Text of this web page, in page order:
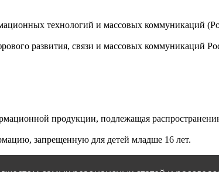
технологий и массовых коммуникаций
развития, связи и массовых коммуникаций
продукции, подлежащая
запрещенную для детей младше 16 лет.